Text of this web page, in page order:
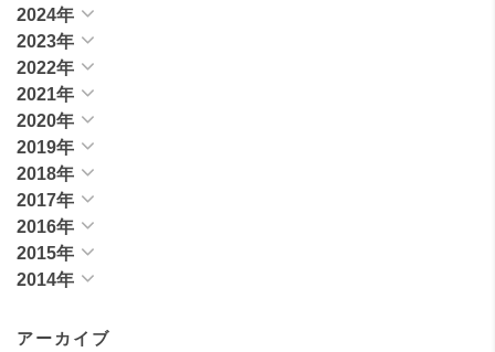
2024年
2023年
2022年
2021年
2020年
2019年
2018年
2017年
2016年
2015年
2014年
アーカイブ